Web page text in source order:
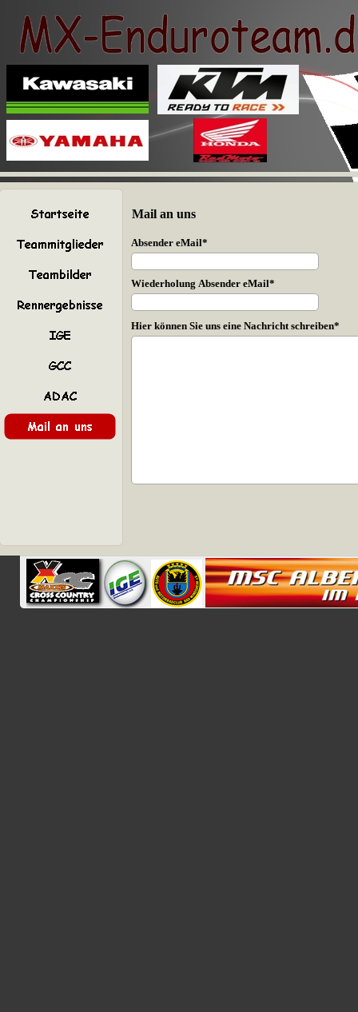
Mail an uns
Absender eMail*
Wiederholung Absender eMail*
Hier können Sie uns eine Nachricht schreiben*